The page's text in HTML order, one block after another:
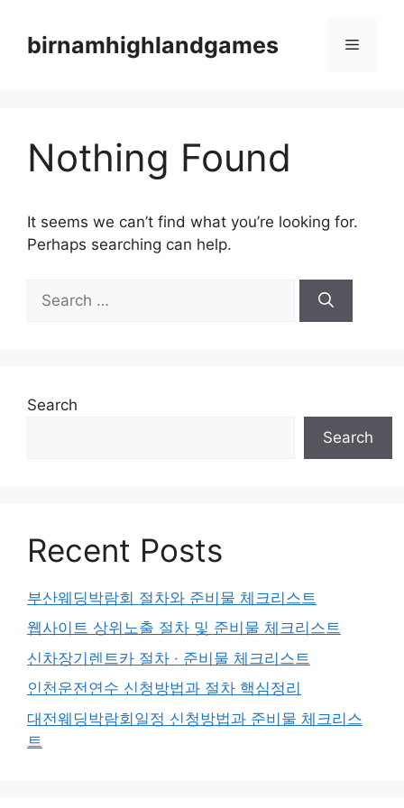
contentbirnamhighlandgames Menu
Nothing Found
It seems we can’t find what you’re looking for.
Perhaps searching can help.
for:
Search
Search
Recent Posts
부산웨딩박람회 절차와 준비물 체크리스트
웹사이트 상위노출 절차 및 준비물 체크리스트
신차장기렌트카 절차 · 준비물 체크리스트
인천운전연수 신청방법과 절차 핵심정리
대전웨딩박람회일정 신청방법과 준비물 체크리스
트